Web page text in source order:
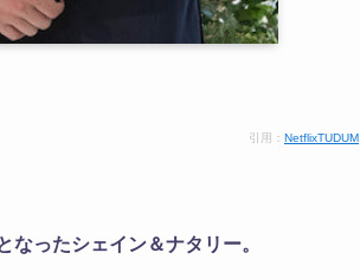
引用： NetflixTUDUM
ったシェイン＆ナタリー。